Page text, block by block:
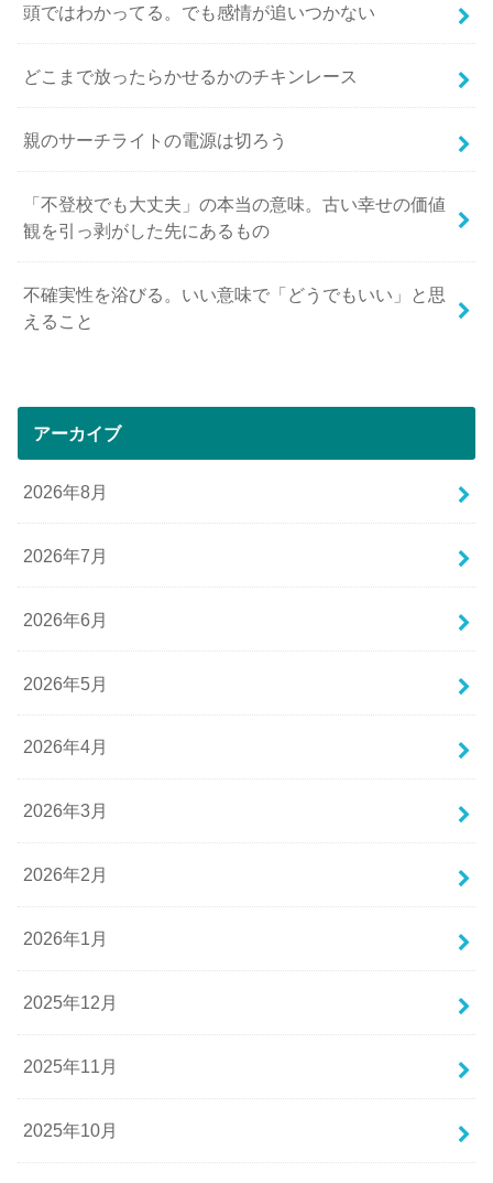
頭ではわかってる。でも感情が追いつかない
どこまで放ったらかせるかのチキンレース
親のサーチライトの電源は切ろう
「不登校でも大丈夫」の本当の意味。古い幸せの価値
観を引っ剥がした先にあるもの
不確実性を浴びる。いい意味で「どうでもいい」と思
えること
アーカイブ
2026年8月
2026年7月
2026年6月
2026年5月
2026年4月
2026年3月
2026年2月
2026年1月
2025年12月
2025年11月
2025年10月